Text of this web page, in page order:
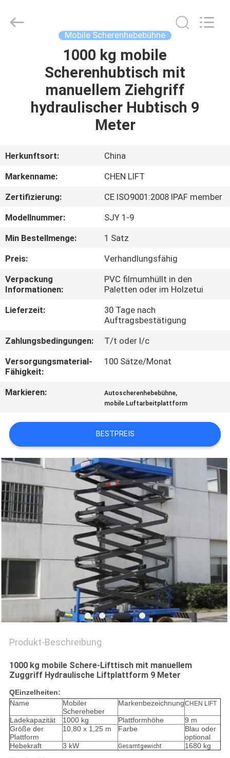
HAUSE
PRODUKTE
UNS
QUALITÄTSKONTROLLE
KONTAKT
MIT
UNS
BITTE UM
EIN
ANGEBOT
SITEMAP
DATENSCHUTZRICHTLINIE
LTD.
Mobile Scherenhebebühne
1000 kg mobile
Scherenhubtisch mit
manuellem Ziehgriff
hydraulischer Hubtisch 9
Meter
Herkunftsort:
China
Markenname:
CHEN LIFT
Zertifizierung:
CE ISO9001:2008 IPAF member
Modellnummer:
SJY 1-9
Min Bestellmenge:
1 Satz
Preis:
Verhandlungsfähig
Verpackung
Informationen:
PVC filmumhüllt in den
Paletten oder im Holzetui
Lieferzeit:
30 Tage nach
Auftragsbestätigung
Zahlungsbedingungen:
T/t oder l/c
Versorgungsmaterial-
Fähigkeit:
100 Sätze/Monat
Markieren: Autoscherenhebebühne,
mobile Luftarbeitplattform
BESTPREIS
Produkt-Beschreibung
1000 kg mobile Schere-Lifttisch mit manuellem
Zuggriff Hydraulische Liftplattform 9 Meter
QEinzelheiten:
Name
Mobiler
Schereheber
MarkenbezeichnungCHEN LIFT
Ladekapazität 1000 kg Plattformhöhe
9 m
Größe der
Plattform
10,80 x 1,25 m Farbe
Blau oder
optional
Hebekraft
3 kW Gesamtgewicht 1680 kg